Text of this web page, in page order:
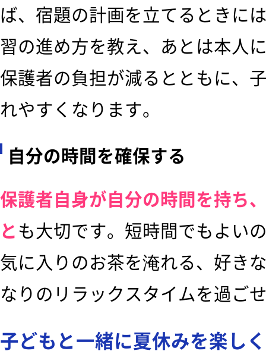
ば、宿題の計画を立てるときに
習の進め方を教え、あとは本人
保護者の負担が減るとともに、
れやすくなります。
自分の時間を確保する
保護者自身が自分の時間を持ち
とも大切です。短時間でもよい
気に入りのお茶を淹れる、好き
なりのリラックスタイムを過ご
子どもと一緒に夏休みを楽し